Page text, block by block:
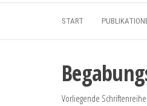
START
Vorliegende Schriftenreihe